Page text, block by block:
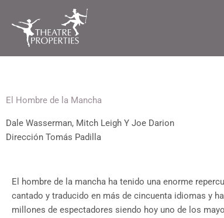
contenido
El Hombre de la Mancha
Dale Wasserman, Mitch Leigh Y Joe Darion
Dirección Tomás Padilla
El hombre de la mancha ha tenido una enorme
cantado y traducido en más de cincuenta idiomas y
millones de espectadores siendo hoy uno de los